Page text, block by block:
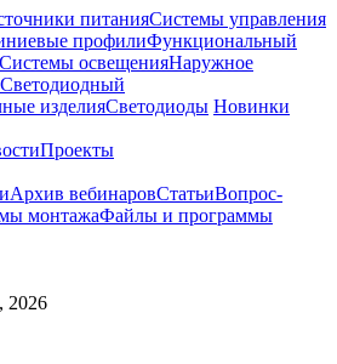
питанияСистемы управления
профилиФункциональный
Системы освещенияНаружное
Светодиодный
изделияСветодиоды Новинки
Проекты
Архив вебинаровСтатьиВопрос-
монтажаФайлы и программы
, 2026